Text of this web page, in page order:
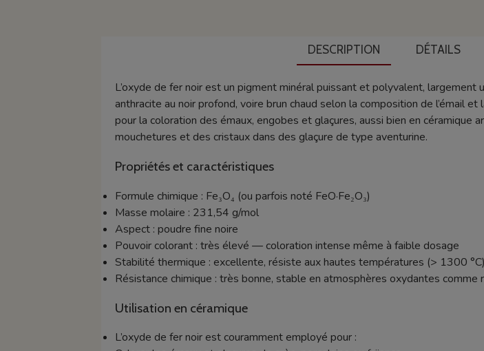
DESCRIPTION DÉTAILS
L’oxyde de fer noir est un pigment minéral puissant et polyvalent,
anthracite au noir profond, voire brun chaud selon la composition de l’émail
pour la coloration des émaux, engobes et glaçures, aussi bien en céramique
mouchetures et des cristaux dans des glaçure de type aventurine.
Propriétés et caractéristiques
Formule chimique : Fe₃O₄ (ou parfois noté FeO·Fe₂O₃)
Masse molaire : 231,54 g/mol
Aspect : poudre fine noire
Pouvoir colorant : très élevé — coloration intense même à faible dosage
Stabilité thermique : excellente, résiste aux hautes températures (> 1300 °C)
Résistance chimique : très bonne, stable en atmosphères oxydantes comme
Utilisation en céramique
L’oxyde de fer noir est couramment employé pour :